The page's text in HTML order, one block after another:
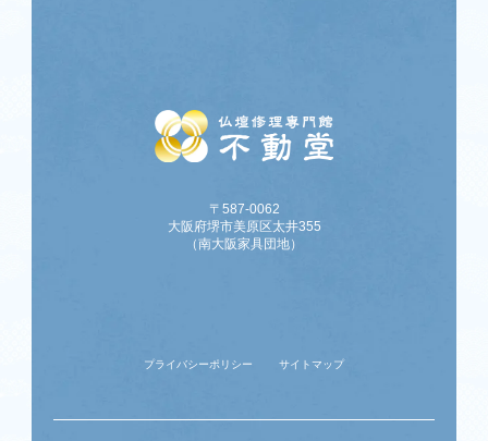
〒587-0062
大阪府堺市美原区太井355
（南大阪家具団地）
プライバシーポリシー サイトマップ